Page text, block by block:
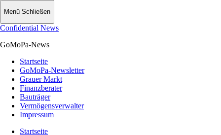
Menü Schließen
Confidential News
GoMoPa-News
Startseite
GoMoPa-Newsletter
Grauer Markt
Finanzberater
Bauträger
Vermögensverwalter
Impressum
Startseite